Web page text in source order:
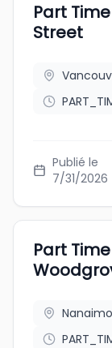
Part
Street
Publié le
7/31/2026
Part